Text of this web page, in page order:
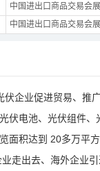
中国进出口商品交易会
中国进出口商品交易会
企业促进贸易、推
伏电池、光伏组件
面积达到 20多万平
走出去、海外企业